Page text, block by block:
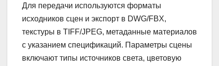
Для передачи используются форматы
исходников сцен и экспорт в DWG/FBX,
текстуры в TIFF/JPEG, метаданные материалов
с указанием спецификаций. Параметры сцены
включают типы источников света, цветовую